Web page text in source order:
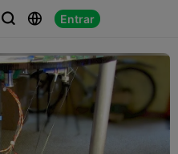
  Entrar
 